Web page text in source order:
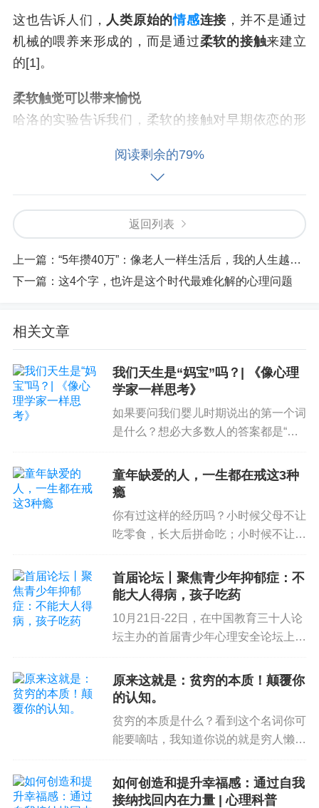
这也告诉人们， 人类原始的情感连接 ，并不是通过
机械的喂养来形成的，而是通过柔软的接触来建立
的[1]。
柔软触觉可以带来愉悦
哈洛的实验告诉我们，柔软的接触对早期依恋的形
能够让人感到愉悦[2]。
研究者将橡胶块放在如图一所示的可以自动升降的
按压器上。一共有9种不同柔软度的橡胶块，自动按
压器可以提供不同的向下按压的力（实验中考察5N
与20N两种力的情况）。
5N与20N两种力（实验不会导致参与者疼痛）。在
每种刺激下，参与者自我报告其心情的愉悦度，以
及感知到的柔软度。
著的正相关，说明柔软的东西确实能让人感到心情
愉悦。
柔软的触感让人“心软”
在著名的“热咖啡”实验中，耶鲁大学心理学
·伯格等人发现，当一个人手上拿着一杯热咖啡时，
TA会对别人表现出更多的善意，更加大方以及乐于
在意自己的感受，采取更多的 自利行为[3]。
这一发现引起了心理学界的广泛关注，随后耶鲁大
学社会心理学家约翰·巴奇教授也进行了类似的研
其中一项实验中，86名参与者一起讨论一辆新车的
阅读剩余的79%
返回列表
上一篇： “5年攒40万”：像老人一样生活后，我的人生越来越顺了
下一篇： 这4个字，也许是这个时代最难化解的心理问题
相关文章
我们天生是“妈宝”吗？| 《像心理
学家一样思考》
如果要问我们婴儿时期说出的第一个词
是什么？想必大多数人的答案都是“妈
称呼虽有改变，但对妈妈的感情很难疏
远。不管在外的我们多么努力扮演着一
童年缺爱的人，一生都在戒这3种
瘾
你有过这样的经历吗？小时候父母不让
吃零食，长大后拼命吃；小时候不让买
新衣服穿，长大后天天买衣服；小时候
在家里“缺爱”，长大后就在关系中拼命
首届论坛丨聚焦青少年抑郁症：不
能大人得病，孩子吃药
10月21日-22日，在中国教育三十人论
坛主办的首届青少年心理安全论坛上，
线教师等，围绕“青少年抑郁症解析”这
一主题分享了研究成果和实践探索经
原来这就是：贫穷的本质！颠覆你
的认知。
贫穷的本质是什么？看到这个名词你可
能要嘀咕，我知道你说的就是穷人懒
懒惰、不上进这只是穷人思维的表面。
阿比吉特·班纳吉 、埃斯特·迪弗洛，两
如何创造和提升幸福感：通过自我
接纳找回内在力量 | 心理科普